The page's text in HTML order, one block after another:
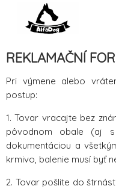
REKLAMAČNÍ
Pri výmene alebo
postup:
1. Tovar vracajte bez
pôvodnom obale (aj s
dokumentáciou a
krmivo, balenie musí byť
2. Tovar pošlite do